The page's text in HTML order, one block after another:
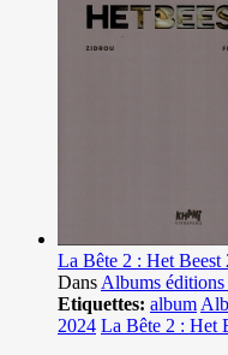
La Bête 2 : Het Beest
DansAlbums éditions
Etiquettes: album
2024 La Bête 2 : Het